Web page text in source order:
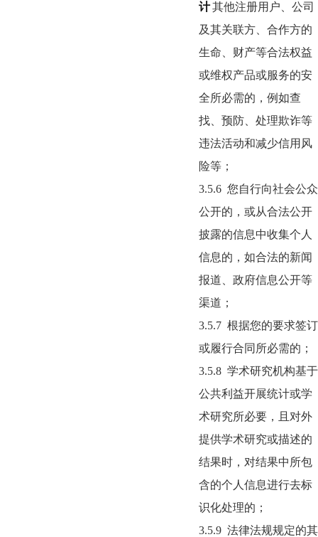
计其他注册用户、公司
及其关联方、合作方的
生命、财产等合法权益
或维权产品或服务的安
全所必需的，例如查
找、预防、处理欺诈等
违法活动和减少信用风
险等；
3.5.6 您自行向社会公众
公开的，或从合法公开
披露的信息中收集个人
信息的，如合法的新闻
报道、政府信息公开等
渠道；
3.5.7 根据您的要求签订
或履行合同所必需的；
3.5.8 学术研究机构基于
公共利益开展统计或学
术研究所必要，且对外
提供学术研究或描述的
结果时，对结果中所包
含的个人信息进行去标
识化处理的；
3.5.9 法律法规规定的其